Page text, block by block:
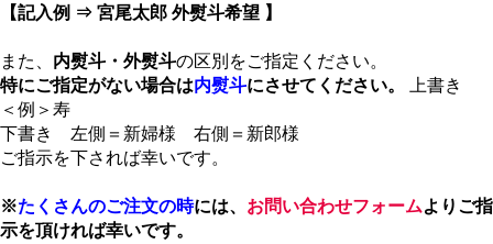
【記入例 ⇒ 宮尾太郎 外熨斗希望 】
また、 内熨斗・外熨斗の区別をご指定ください。
特にご指定がない場合は内熨斗にさせてください。
上書き
＜例＞寿
下書き 左側＝新婦様 右側＝新郎様
ご指示を下されば幸いです。
※たくさんのご注文の時には、 お問い合わせフォームよりご指
示を頂ければ幸いです。